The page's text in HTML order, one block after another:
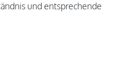
und entsprechende